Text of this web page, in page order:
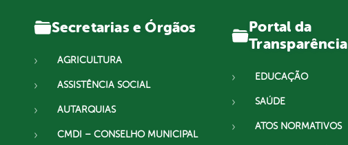
Secretarias e Órgãos
AGRICULTURA
ASSISTÊNCIA SOCIAL
AUTARQUIAS
CMDI – CONSELHO MUNICIPAL
Portal da
Transparência
EDUCAÇÃO
SAÚDE
ATOS NORMATIVOS